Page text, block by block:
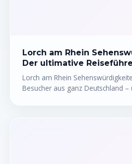
Lorch am Rhein
Der ultimative
Lorch am Rhein
Besucher aus ganz Deutschland –